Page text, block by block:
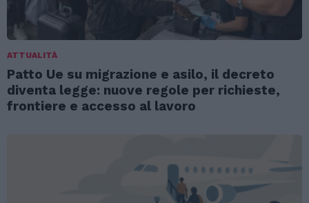
ATTUALITÀ
Patto Ue su migrazione e asilo, il decreto
diventa legge: nuove regole per richieste,
frontiere e accesso al lavoro